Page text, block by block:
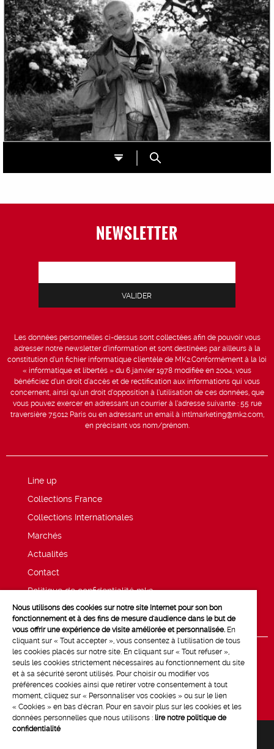
NEWSLETTER
Les données personnelles ci-dessus sont collectées afin de pouvoir vous
adresser notre newsletter d’information et sont destinées par ailleurs à la
constitution d’un fichier informatique clientèle de MK2.Conformément à la loi
« informatique et libertés » du 6 janvier 1978 modifiée en 2004, vous
bénéficiez d’un droit d’accès et de rectification aux informations qui vous
concernent, ainsi qu’un droit d’opposition à l’utilisation de ces données, que
vous pouvez exercer en adressant un courrier à l’adresse suivante : 55 rue
traversière 75012 Paris ou en adressant un email à intlmarketing@mk2.com,
en précisant vos nom/prénom.
Line up
Collections France
Collections Internationales
Marchés
Actualités
Contact
Politique de confidentialité mk2
Mentions légales
Nous utilisons des cookies sur notre site Internet pour son bon
fonctionnement et à des fins de mesure d'audience dans le but de
vous offrir une expérience de visite améliorée et personnalisée. En
cliquant sur « Tout accepter », vous consentez à l'utilisation de tous
les cookies placés sur notre site. En cliquant sur « Tout refuser »,
seuls les cookies strictement nécessaires au fonctionnement du site
et à sa sécurité seront utilisés. Pour choisir ou modifier vos
préférences cookies ainsi que retirer votre consentement à tout
moment, cliquez sur « Personnaliser vos cookies » ou sur le lien
« Cookies » en bas d'écran. Pour en savoir plus sur les cookies et les
données personnelles que nous utilisons : lire notre politique de
confidentialité